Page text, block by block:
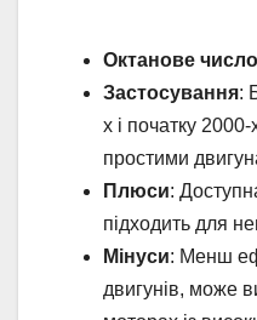
Октанове число
Застосування:
х і початку 2000-
простими
Плюси:
підходить для
Мінуси: Менш
двигунів, може